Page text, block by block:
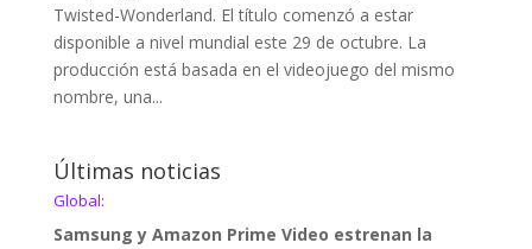
Twisted-Wonderland. El título comenzó a estar
disponible a nivel mundial este 29 de octubre. La
producción está basada en el videojuego del mismo
nombre, una...
Últimas noticias
Global:
Samsung y Amazon Prime Video estrenan la